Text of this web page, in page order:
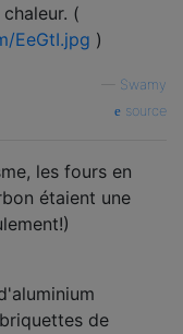
(
EeGtI.jpg )
Swamy
source
les fours en
étaient une
de